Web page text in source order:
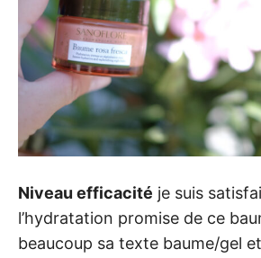
Niveau efficacité je suis
l’hydratation promise de ce
beaucoup sa texte baume/gel